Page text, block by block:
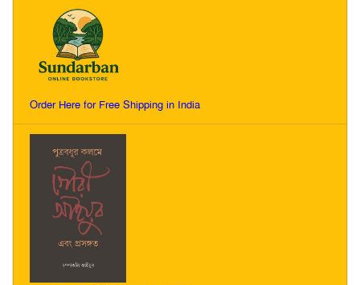
Order Here for Free Shipping in India